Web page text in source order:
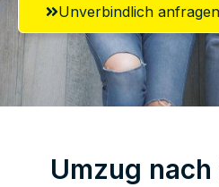
Unverbindlich anfragen
Umzug